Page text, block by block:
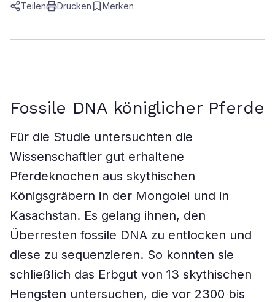
Teilen Drucken Merken
Fossile DNA königlicher Pferde
Für die Studie untersuchten die
Wissenschaftler gut erhaltene
Pferdeknochen aus skythischen
Königsgräbern in der Mongolei und in
Kasachstan. Es gelang ihnen, den
Überresten fossile DNA zu entlocken und
diese zu sequenzieren. So konnten sie
schließlich das Erbgut von 13 skythischen
Hengsten untersuchen, die vor 2300 bis